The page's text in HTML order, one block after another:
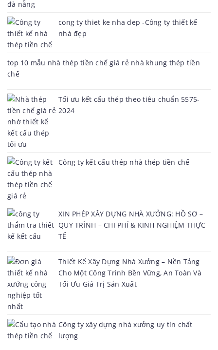
cong ty thiet ke nha dep -Công ty thiết kế
nhà đẹp
top 10 mẫu nhà thép tiền chế giá rẻ nhà khung thép tiền
chế
Tối ưu kết cấu thép theo tiêu chuẩn 5575-
2024
Công ty kết cấu thép nhà thép tiền chế
XIN PHÉP XÂY DỰNG NHÀ XƯỞNG: HỒ SƠ –
QUY TRÌNH – CHI PHÍ & KINH NGHIỆM THỰC
TẾ
Thiết Kế Xây Dựng Nhà Xưởng – Nền Tảng
Cho Một Công Trình Bền Vững, An Toàn Và
Tối Ưu Giá Trị Sản Xuất
Công ty xây dựng nhà xưởng uy tín chất
lượng